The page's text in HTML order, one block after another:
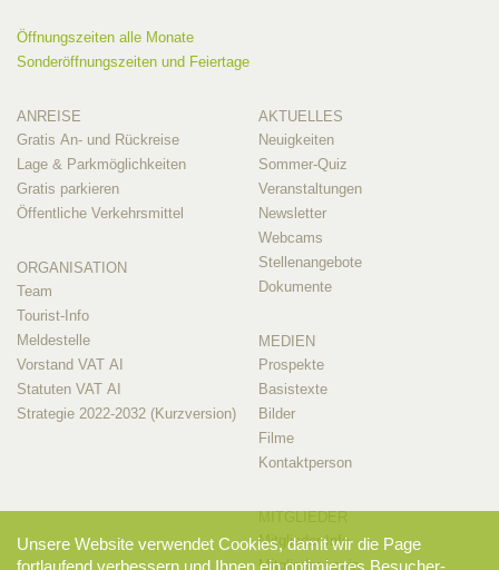
Öffnungszeiten alle Monate
Sonderöffnungszeiten und Feiertage
ANREISE
Gratis An- und Rückreise
Lage & Parkmöglichkeiten
Gratis parkieren
Öffentliche Verkehrsmittel
ORGANISATION
Team
Tourist-Info
Meldestelle
Vorstand VAT AI
Statuten VAT AI
Strategie 2022-2032 (Kurzversion)
AKTUELLES
Neuigkeiten
Sommer-Quiz
Veranstaltungen
Newsletter
Webcams
Stellenangebote
Dokumente
MEDIEN
Prospekte
Basistexte
Bilder
Filme
Kontaktperson
Mitglieder-Info
Mitglieder-Login
Unsere Website verwendet Cookies, damit wir die Page
fortlaufend verbessern und Ihnen ein optimiertes Besucher-